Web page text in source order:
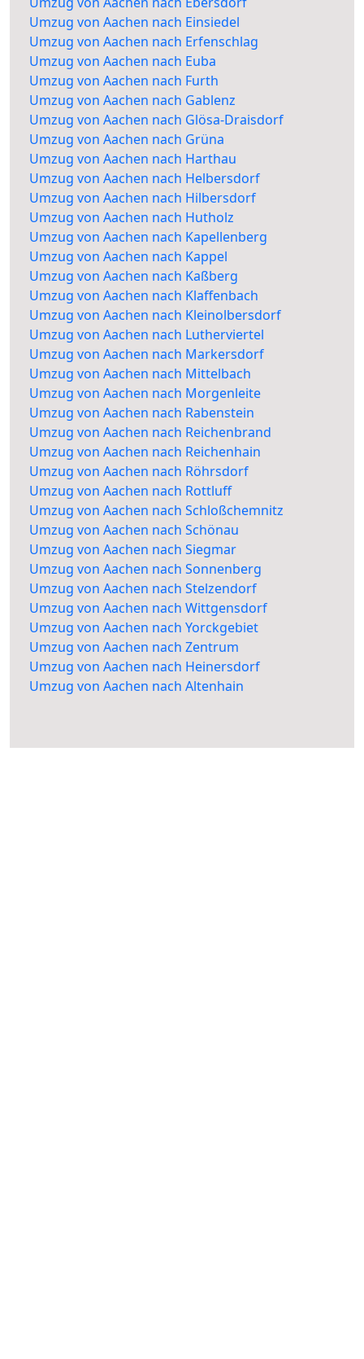
Umzug von Aachen nach Einsiedel
Umzug von Aachen nach Erfenschlag
Umzug von Aachen nach Euba
Umzug von Aachen nach Furth
Umzug von Aachen nach Gablenz
Umzug von Aachen nach Glösa-Draisdorf
Umzug von Aachen nach Grüna
Umzug von Aachen nach Harthau
Umzug von Aachen nach Helbersdorf
Umzug von Aachen nach Hilbersdorf
Umzug von Aachen nach Hutholz
Umzug von Aachen nach Kapellenberg
Umzug von Aachen nach Kappel
Umzug von Aachen nach Kaßberg
Umzug von Aachen nach Klaffenbach
Umzug von Aachen nach Kleinolbersdorf
Umzug von Aachen nach Lutherviertel
Umzug von Aachen nach Markersdorf
Umzug von Aachen nach Mittelbach
Umzug von Aachen nach Morgenleite
Umzug von Aachen nach Rabenstein
Umzug von Aachen nach Reichenbrand
Umzug von Aachen nach Reichenhain
Umzug von Aachen nach Röhrsdorf
Umzug von Aachen nach Rottluff
Umzug von Aachen nach Schloßchemnitz
Umzug von Aachen nach Schönau
Umzug von Aachen nach Siegmar
Umzug von Aachen nach Sonnenberg
Umzug von Aachen nach Stelzendorf
Umzug von Aachen nach Wittgensdorf
Umzug von Aachen nach Yorckgebiet
Umzug von Aachen nach Zentrum
Umzug von Aachen nach Heinersdorf
Umzug von Aachen nach Altenhain